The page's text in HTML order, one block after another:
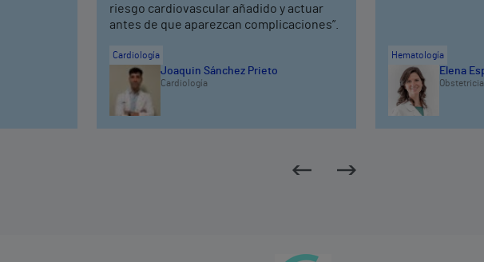
riesgo cardiovascular añadido y actuar
antes de que aparezcan complicaciones”.
Cardiología
Joaquin Sánchez Prieto
Cardiología
Hematología
Elena